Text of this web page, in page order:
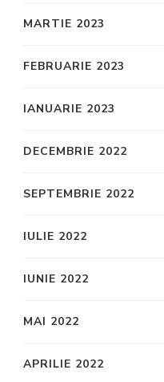
MARTIE 2023
FEBRUARIE 2023
IANUARIE 2023
DECEMBRIE 2022
SEPTEMBRIE 2022
IULIE 2022
IUNIE 2022
MAI 2022
APRILIE 2022